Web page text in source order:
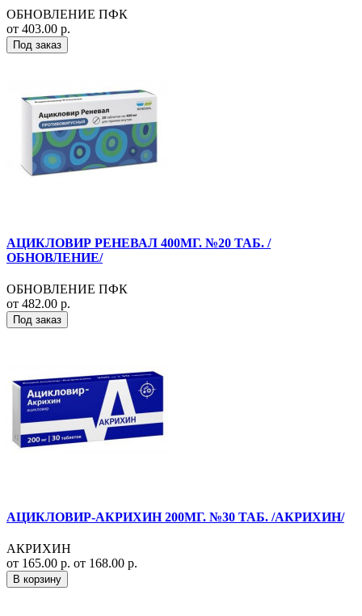
ОБНОВЛЕНИЕ ПФК
от 403.00 р.
Под заказ
АЦИКЛОВИР РЕНЕВАЛ 400МГ. №20 ТАБ. /
ОБНОВЛЕНИЕ/
ОБНОВЛЕНИЕ ПФК
от 482.00 р.
Под заказ
АЦИКЛОВИР-АКРИХИН 200МГ. №30 ТАБ. /АКРИХИН/
АКРИХИН
от 165.00 р. от 168.00 р.
В корзину